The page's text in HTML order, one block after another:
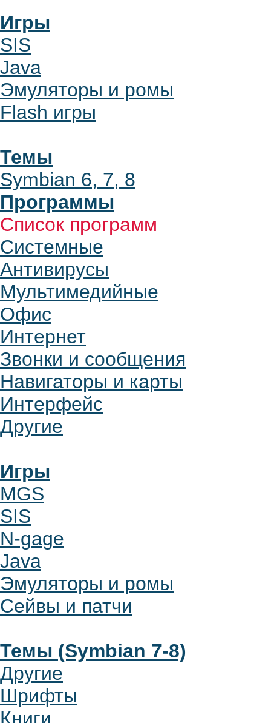
Игры
SIS
Java
Эмуляторы и ромы
Flash игры
Темы
Symbian 6, 7, 8
Программы
Список программ
Системные
Антивирусы
Мультимедийные
Офис
Интернет
Звонки и сообщения
Навигаторы и карты
Интерфейс
Другие
Игры
MGS
SIS
N-gage
Java
Эмуляторы и ромы
Сейвы и патчи
Темы (Symbian 7-8)
Другие
Шрифты
Книги